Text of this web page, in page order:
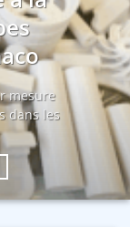
mesure
dans les